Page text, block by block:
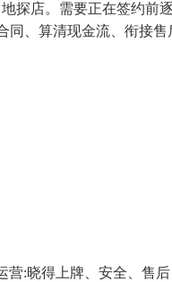
探店。需要正在签约前逐
同、算清现金流、衔接售
营:晓得上牌、安全、售